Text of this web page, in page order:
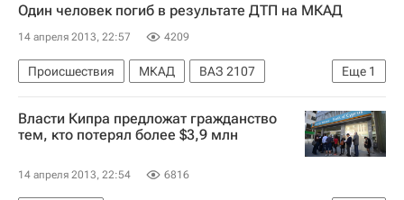
Реал Сарагоса
Барселона
Кристиан Тельо
Один человек погиб в результате ДТП на МКАД
14 апреля 2013, 22:57 4209
Еще 1
Происшествия МКАД
ВАЗ 2107
ВАЗ (автомобиль)
Власти Кипра предложат гражданство
тем, кто потерял более $3,9 млн
14 апреля 2013, 22:54 6816